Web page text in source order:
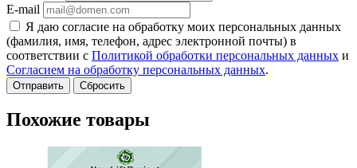
E-mail
Я даю согласие на обработку моих персональных данных
(фамилия, имя, телефон, адрес электронной почты) в
соответствии с Политикой обработки персональных данных и
Согласием на обработку персональных данных.
Сбросить
Похожие товары